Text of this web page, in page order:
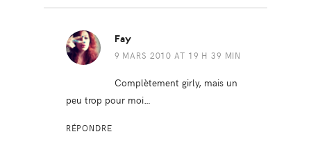
Fay
9 MARS 2010 AT 19 H 39 MIN
Complètement girly, mais un
peu trop pour moi…
RÉPONDRE